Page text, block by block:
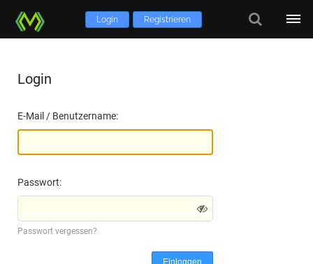
Login Registrieren
Login
E-Mail / Benutzername:
Passwort:
Passwort vergessen?